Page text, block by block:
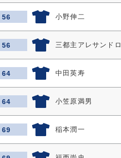
56 小野伸二
56 三都主アレサンドロ
64 中田英寿
64 小笠原満男
69 稲本潤一